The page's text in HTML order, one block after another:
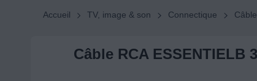
Accueil TV, image & son Connectique
Câble RCA ESSENTIELB